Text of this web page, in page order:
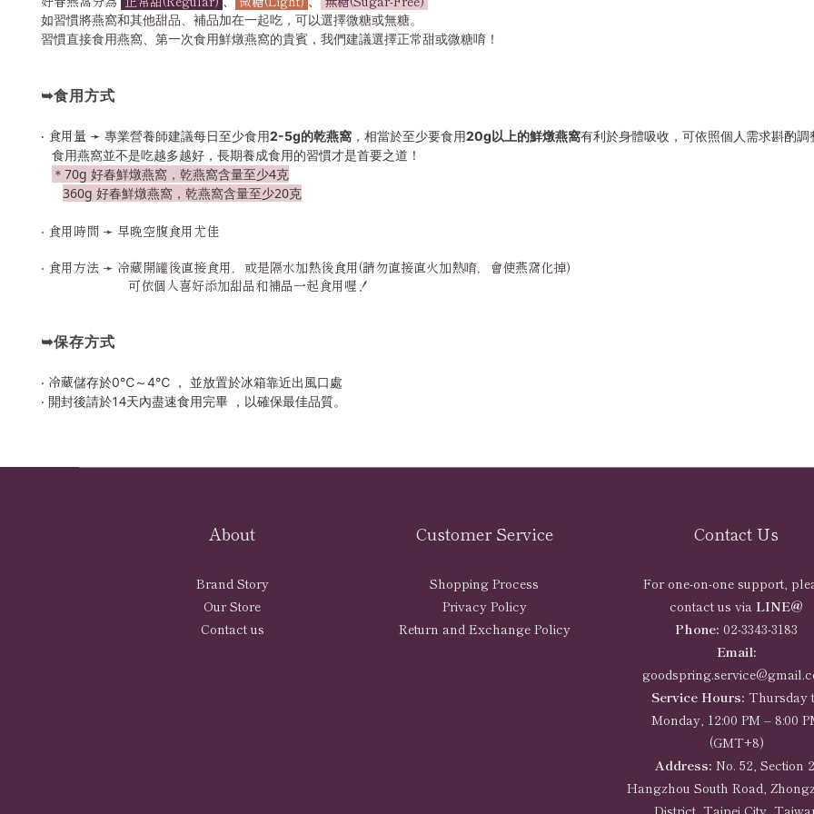
如習慣將燕窩和其他甜品、補品加在一起吃，可以選擇微糖或無糖。
習慣直接食用燕窩、第一次食用鮮燉燕窩的貴賓，我們建議選擇正常甜或微糖唷！
➥食用方式
‧ 食用量 ➛ 專業營養師建議每日至少食用2-5g的乾燕窩 ，相當於至少要食用20g以上的鮮燉燕窩有利於身體吸收， 可依照個人需求斟酌調
食用燕窩並不是吃越多越好，長期養成食用的習慣才是首要之道！
＊70g 好春鮮燉燕窩，乾燕窩含量至少4克
360g 好春鮮燉燕窩，乾燕窩含量至少20克
‧ 食用時間 ➛ 早晚空腹食用尤佳
‧ 食用方法 ➛ 冷藏開罐後直接食用，或是隔水加熱後食用(請勿直接直火加熱唷，會使燕窩化掉)
可依個人喜好添加甜品和補品一起食用喔！
➥保存方式
‧ 冷藏儲存於0℃～4℃ ， 並放置於冰箱靠近出風口處
‧ 開封後請於14天內盡速食用完畢 ，以確保最佳品質。
About
Brand Story
Our Store
Contact us
Customer Service
Shopping Process
Privacy Policy
Return and Exchange Policy
Contact Us
For one-on-one support,
contact us viaLINE@
Phone: 02-3343-3183
Email:
Service Hours: Thursday
Monday, 12:00 PM – 8:00
(GMT+8)
Address: No. 52, Section
Hangzhou South Road,